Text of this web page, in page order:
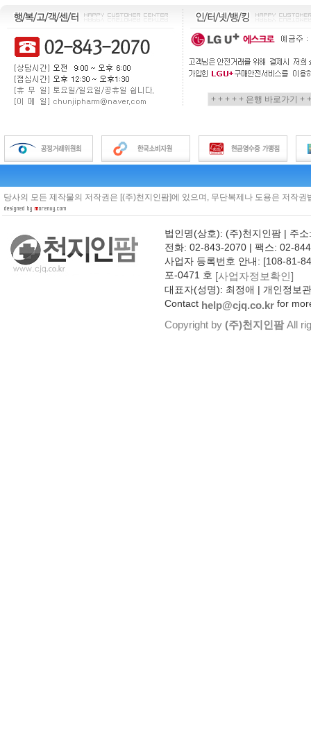
당사의 모든 제작물의 저작권은 [(주)천지인팜]에 있으며, 무단복제나 도용은 저작
법인명(상호): (주)천지인팜 | 주
전화: 02-843-2070 | 팩스: 02-
사업자 등록번호 안내: [108-81-
포-0471 호 [사업자정보확인]
대표자(성명): 최정애 | 개인정보
Contact help@cjq.co.kr for
Copyright by (주)천지인팜All